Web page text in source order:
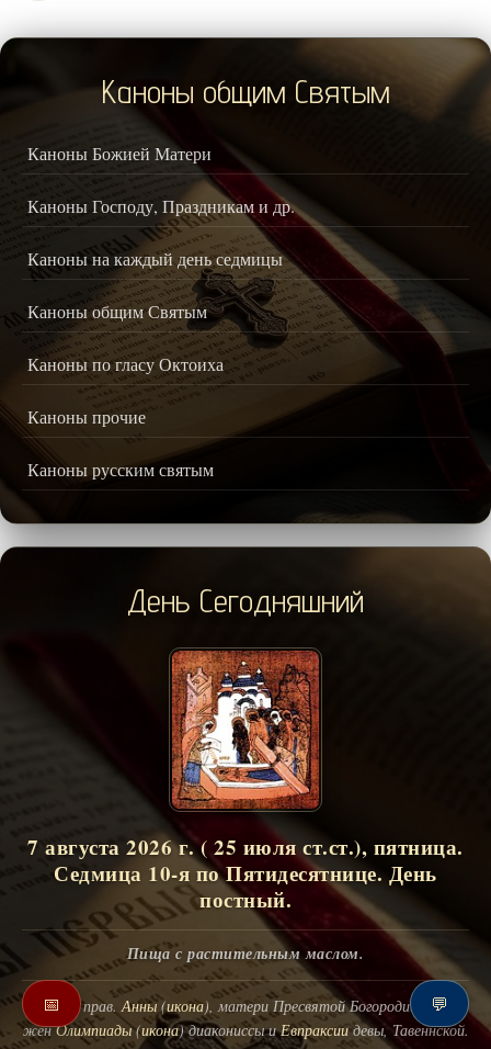
Каноны общим Святым
Каноны Божией Матери
Каноны Господу, Праздникам и др.
Каноны на каждый день седмицы
Каноны общим Святым
Каноны по гласу Октоиха
Каноны прочие
Каноны русским святым
День Сегодняшний
7 августа 2026 г. ( 25 июля ст.ст.), пятница.
Седмица 10-я по Пятидесятнице. День
постный.
Пища с растительным маслом.
Успение прав.Анны(икона), матери Пресвятой Богородицы. Свв.
женОлимпиады(икона) диакониссы иЕвпраксиидевы, Тавеннской.
📅 💬